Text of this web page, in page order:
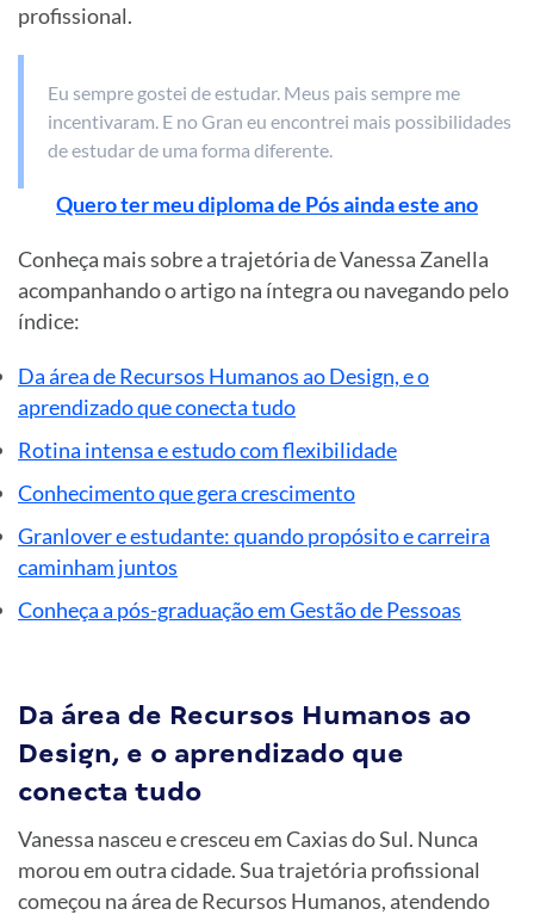
profissional.
Eu sempre gostei de estudar. Meus pais sempre me
incentivaram. E no Gran eu encontrei mais possibilidades
de estudar de uma forma diferente.
Quero ter meu diploma de Pós ainda este ano
Conheça mais sobre a trajetória de Vanessa Zanella
acompanhando o artigo na íntegra ou navegando pelo
índice:
Da área de Recursos Humanos ao Design, e o
aprendizado que conecta tudo
Rotina intensa e estudo com flexibilidade
Conhecimento que gera crescimento
Granlover e estudante: quando propósito e carreira
caminham juntos
Conheça a pós-graduação em Gestão de Pessoas
Da área de Recursos Humanos ao
Design, e o aprendizado que
conecta tudo
Vanessa nasceu e cresceu em Caxias do Sul. Nunca
morou em outra cidade. Sua trajetória profissional
começou na área de Recursos Humanos, atendendo